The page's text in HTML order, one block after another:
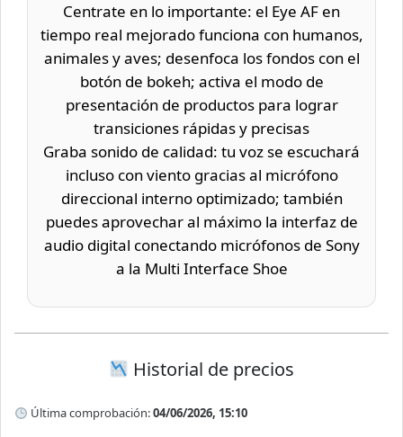
Centrate en lo importante: el Eye AF en
tiempo real mejorado funciona con humanos,
animales y aves; desenfoca los fondos con el
botón de bokeh; activa el modo de
presentación de productos para lograr
transiciones rápidas y precisas
Graba sonido de calidad: tu voz se escuchará
incluso con viento gracias al micrófono
direccional interno optimizado; también
puedes aprovechar al máximo la interfaz de
audio digital conectando micrófonos de Sony
a la Multi Interface Shoe
Historial de precios
Última comprobación:04/06/2026, 15:10